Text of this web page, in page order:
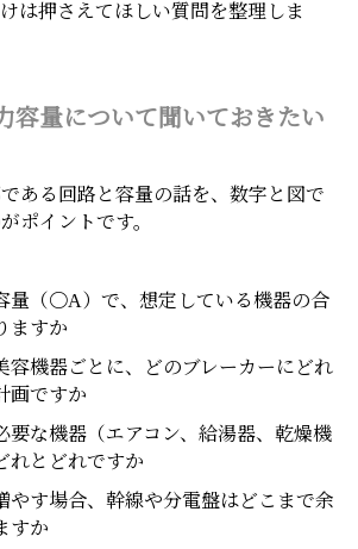
は押さえてほしい質問を整理しま
容量について聞いておきたい
ある回路と容量の話を、数字と図で
ポイントです。
量（〇A）で、想定している機器の合
ますか
容機器ごとに、どのブレーカーにどれ
画ですか
要な機器（エアコン、給湯器、乾燥機
れとどれですか
やす場合、幹線や分電盤はどこまで余
すか